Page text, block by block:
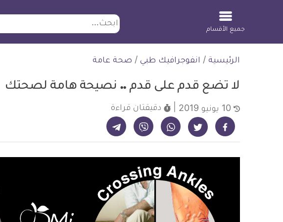
ابحث
جميع الأقسام
الرئيسية / انفوجرافيك طبي / صحة عامة
لا تضع قدم على قدم .. نصيحة هامة لصحتك
دقيقتان قراءة
شارك على فيسبوك - ديلي ميديكال انفو شارك على تويتر - ديلي ميديكال انفو شارك على واتساب - ديلي ميديكال انفو شارك على فايبر - ديلي ميديكال انفو شارك على تيليجرام - ديلي ميديكال انفو